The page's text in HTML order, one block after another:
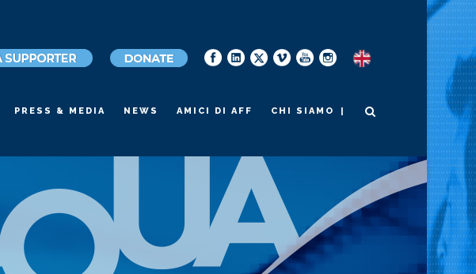
PRESS & MEDIA NEWS AMICI DI AFF CHI SIAMO |